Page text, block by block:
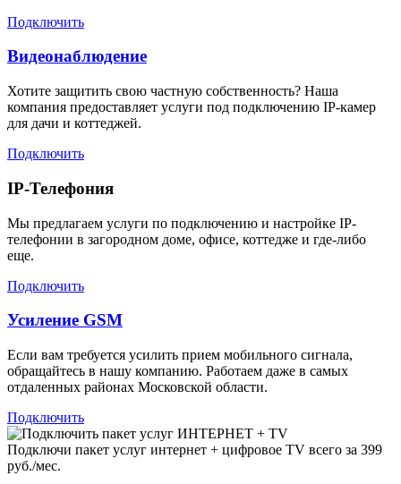
Подключить
Видеонаблюдение
Хотите защитить свою частную собственность? Наша
компания предоставляет услуги под подключению IP-камер
для дачи и коттеджей.
Подключить
IP-Телефония
Мы предлагаем услуги по подключению и настройке IP-
телефонии в загородном доме, офисе, коттедже и где-либо
еще.
Подключить
Усиление GSM
Если вам требуется усилить прием мобильного сигнала,
обращайтесь в нашу компанию. Работаем даже в самых
отдаленных районах Московской области.
Подключить
Подключи пакет услуг интернет + цифровое TV всего за 399
руб./мес.